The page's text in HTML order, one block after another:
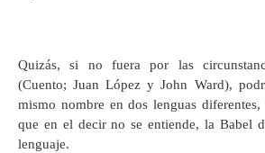
Quizás, si no fuera por las
(Cuento; Juan López y John Ward),
mismo nombre en dos lenguas
que en el decir no se entiende, la Babel
lenguaje.